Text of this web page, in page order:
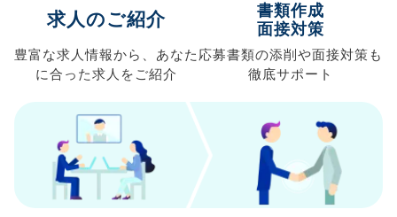
求人のご紹介
豊富な求人情報から、 あなた
に合った求人を ご紹介
書類作成
面接対策
応募書類の添削や面接対策も
徹底サポート